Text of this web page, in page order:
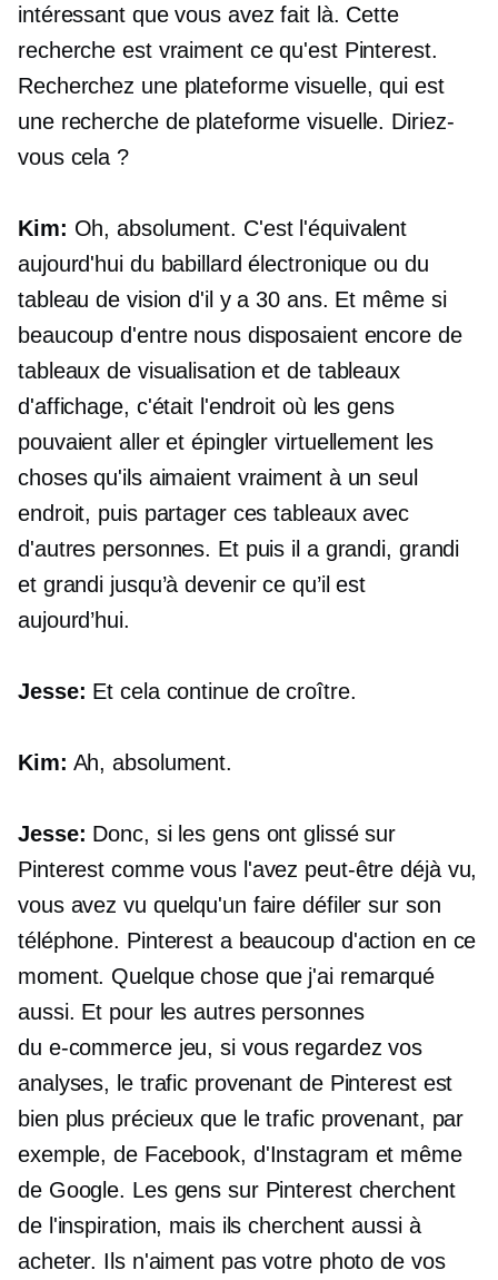
intéressant que vous avez fait là. Cette
recherche est vraiment ce qu'est Pinterest.
Recherchez une plateforme visuelle, qui est
une recherche de plateforme visuelle. Diriez-
vous cela ?
Kim: Oh, absolument. C'est l'équivalent
aujourd'hui du babillard électronique ou du
tableau de vision d'il y a 30 ans. Et même si
beaucoup d'entre nous disposaient encore de
tableaux de visualisation et de tableaux
d'affichage, c'était l'endroit où les gens
pouvaient aller et épingler virtuellement les
choses qu'ils aimaient vraiment à un seul
endroit, puis partager ces tableaux avec
d'autres personnes. Et puis il a grandi, grandi
et grandi jusqu’à devenir ce qu’il est
aujourd’hui.
Jesse: Et cela continue de croître.
Kim: Ah, absolument.
Jesse: Donc, si les gens ont glissé sur
Pinterest comme vous l'avez peut-être déjà vu,
vous avez vu quelqu'un faire défiler sur son
téléphone. Pinterest a beaucoup d'action en ce
moment. Quelque chose que j'ai remarqué
aussi. Et pour les autres personnes
du e-commercejeu, si vous regardez vos
analyses, le trafic provenant de Pinterest est
bien plus précieux que le trafic provenant, par
exemple, de Facebook, d'Instagram et même
de Google. Les gens sur Pinterest cherchent
de l'inspiration, mais ils cherchent aussi à
acheter. Ils n'aiment pas votre photo de vos